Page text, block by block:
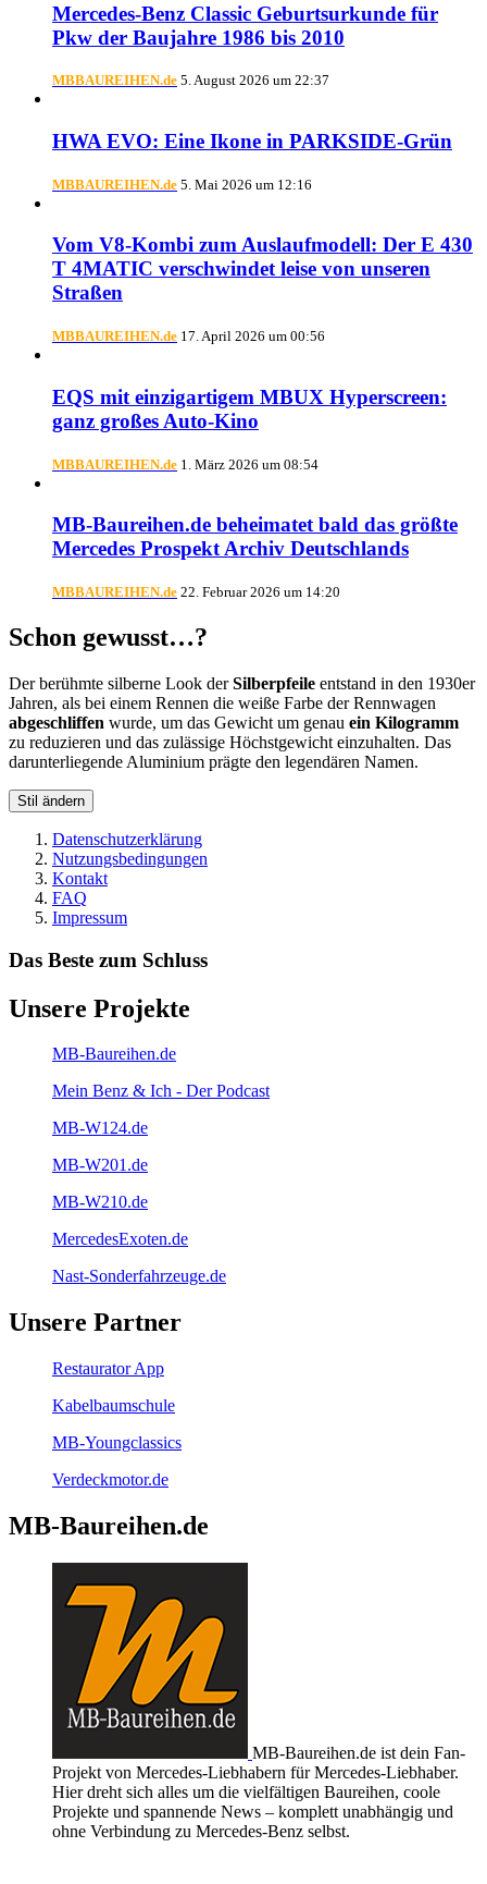
Mercedes-Benz Classic Geburtsurkunde für
Pkw der Baujahre 1986 bis 2010
MBBAUREIHEN.de 5. August 2026 um 22:37
HWA EVO: Eine Ikone in PARKSIDE-Grün
MBBAUREIHEN.de 5. Mai 2026 um 12:16
Vom V8-Kombi zum Auslaufmodell: Der E 430
T 4MATIC verschwindet leise von unseren
Straßen
MBBAUREIHEN.de 17. April 2026 um 00:56
EQS mit einzigartigem MBUX Hyperscreen:
ganz großes Auto-Kino
MBBAUREIHEN.de 1. März 2026 um 08:54
MB-Baureihen.de beheimatet bald das größte
Mercedes Prospekt Archiv Deutschlands
MBBAUREIHEN.de 22. Februar 2026 um 14:20
Schon gewusst…?
Der berühmte silberne Look derSilberpfeile entstand in den 1930er
Jahren, als bei einem Rennen die weiße Farbe der Rennwagen
abgeschliffen wurde, um das Gewicht um genau ein Kilogramm
zu reduzieren und das zulässige Höchstgewicht einzuhalten. Das
darunterliegende Aluminium prägte den legendären Namen.
Stil ändern
Datenschutzerklärung
Nutzungsbedingungen
Kontakt
FAQ
Impressum
Das Beste zum Schluss
Unsere Projekte
MB-Baureihen.de
Mein Benz & Ich - Der Podcast
MB-W124.de
MB-W201.de
MB-W210.de
MercedesExoten.de
Nast-Sonderfahrzeuge.de
Unsere Partner
Restaurator App
Kabelbaumschule
MB-Youngclassics
Verdeckmotor.de
MB-Baureihen.de
MB-Baureihen.de ist dein Fan-
Projekt von Mercedes-Liebhabern für Mercedes-Liebhaber.
Hier dreht sich alles um die vielfältigen Baureihen, coole
Projekte und spannende News – komplett unabhängig und
ohne Verbindung zu Mercedes-Benz selbst.